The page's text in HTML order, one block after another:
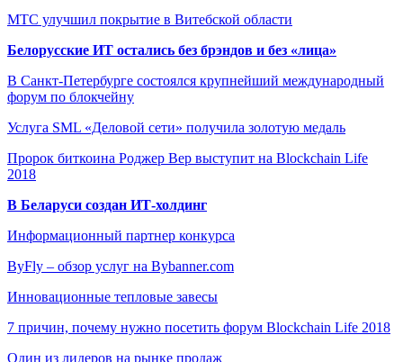
МТС улучшил покрытие в Витебской области
Белорусские ИТ остались без брэндов и без «лица»
В Санкт-Петербурге состоялся крупнейший международный
форум по блокчейну
Услуга SML «Деловой сети» получила золотую медаль
Пророк биткоина Роджер Вер выступит на Blockchain Life
2018
В Беларуси создан ИТ-холдинг
Информационный партнер конкурса
ByFly – обзор услуг на Bybanner.com
Инновационные тепловые завесы
7 причин, почему нужно посетить форум Blockchain Life 2018
Один из лидеров на рынке продаж